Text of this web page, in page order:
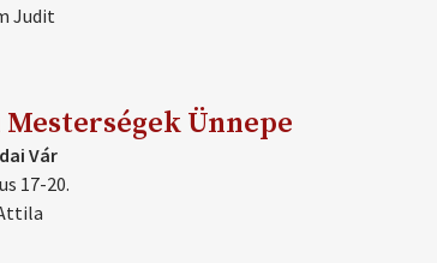
Judit
Mesterségek Ünnepe
Vár
17-20.